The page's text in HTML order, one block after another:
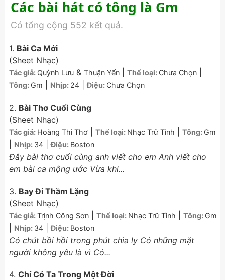
Các bài hát có tông là Gm
Có tổng cộng 552 kết quả.
1. Bài Ca Mới
(Sheet Nhạc)
Tác giả: Quỳnh Lưu & Thuận Yến Thể loại: Chưa Chọn
Tông: Gm Nhịp: 24 |Điệu: Chưa Chọn
2. Bài Thơ Cuối Cùng
(Sheet Nhạc)
Tác giả: Hoàng Thi Thơ Thể loại: Nhạc Trữ Tình Tông: Gm
Nhịp: 34 |Điệu: Boston
Đây bài thơ cuối cùng anh viết cho em Anh viết cho
em bài ca mộng ước Vừa khi...
3. Bay Đi Thầm Lặng
(Sheet Nhạc)
Tác giả:Trịnh Công Sơn Thể loại: Nhạc Trữ Tình Tông: Gm
Nhịp: 34 |Điệu: Boston
Có chút bồi hồi trong phút chia ly Có những mặt
người không yêu là vì Có...
4. Chỉ Có Ta Trong Một Đời